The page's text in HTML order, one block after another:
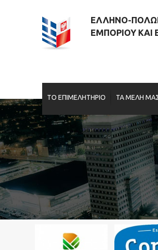
ΕΛΛΗΝΟ-
ΕΜΠΟΡΙΟΥ ΚΑΙ
ΤΟ ΕΠΙΜΕΛΗΤΗΡΙΟ ΤΑ ΜΕΛΗ